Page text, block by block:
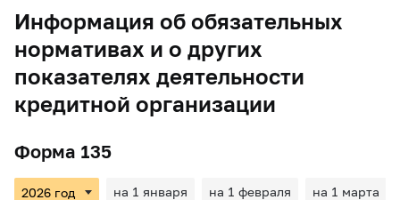
Информация об обязательных
нормативах и о других
показателях деятельности
кредитной организации
Форма 135
на 1 января на 1 февраля на 1 марта